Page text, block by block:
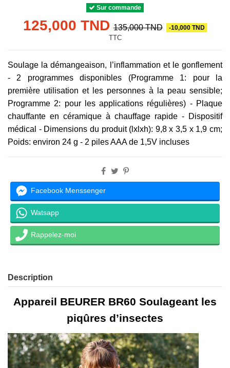
Sur commande
125,000 TND 135,000 TND -10,000 TND
TTC
Soulage la démangeaison, l’inflammation et le gonflement
- 2 programmes disponibles (Programme 1: pour la
première utilisation et les personnes à la peau sensible;
Programme 2: pour les applications régulières) - Plaque
chauffante en céramique à chauffage rapide - Dispositif
médical - Dimensions du produit (lxlxh): 9,8 x 3,5 x 1,9 cm;
Poids: environ 24 g - 2 piles AAA de 1,5V incluses
Facebook Menssenger
Watsapp
Rappelez-moi
Description
Appareil BEURER BR60 Soulageant les
piqûres d’insectes